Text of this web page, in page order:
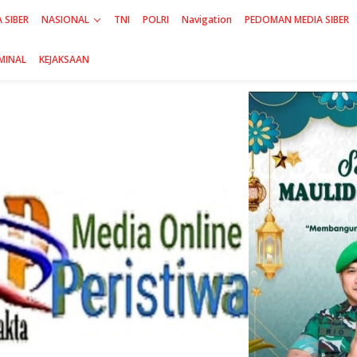
NASIONAL TNI POLRI Navigation PEDOMAN MEDIA SIBER
KEJAKSAAN